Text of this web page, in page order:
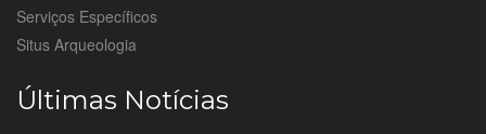
Serviços Específicos
Situs Arqueologia
Últimas Notícias